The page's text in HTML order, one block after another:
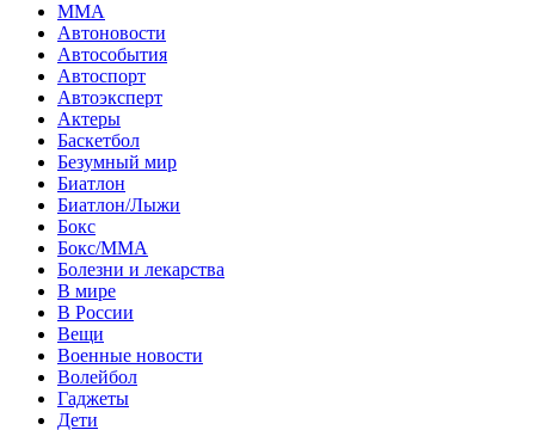
MMA
Автоновости
Автособытия
Автоспорт
Автоэксперт
Актеры
Баскетбол
Безумный мир
Биатлон
Биатлон/Лыжи
Бокс
Бокс/MMA
Болезни и лекарства
В мире
В России
Вещи
Военные новости
Волейбол
Гаджеты
Дети